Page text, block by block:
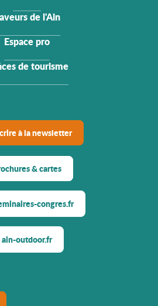
de l'Ain
Espace pro
de tourisme
à la newsletter
& cartes
congres.fr
ain-outdoor.fr